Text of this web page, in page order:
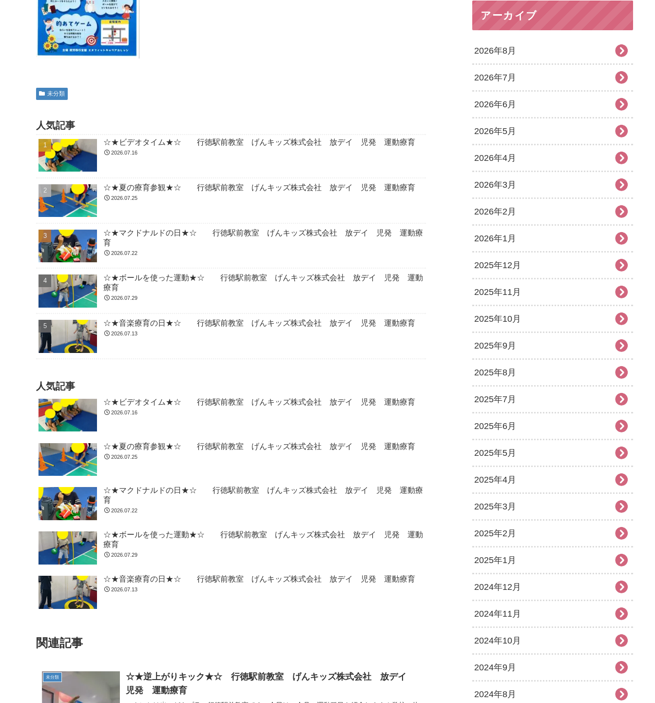
未分類
人気記事
☆★ビデオタイム★☆ 行徳駅前教室 げんキッズ株式会社 放デイ 児発 運動療育
2026.07.16
☆★夏の療育参観★☆ 行徳駅前教室 げんキッズ株式会社 放デイ 児発 運動療育
2026.07.25
☆★マクドナルドの日★☆ 行徳駅前教室 げんキッズ株式会社 放デイ 児発 運動療
育
2026.07.22
☆★ボールを使った運動★☆ 行徳駅前教室 げんキッズ株式会社 放デイ 児発 運動
療育
2026.07.29
☆★音楽療育の日★☆ 行徳駅前教室 げんキッズ株式会社 放デイ 児発 運動療育
2026.07.13
人気記事
☆★ビデオタイム★☆ 行徳駅前教室 げんキッズ株式会社 放デイ 児発 運動療育
2026.07.16
☆★夏の療育参観★☆ 行徳駅前教室 げんキッズ株式会社 放デイ 児発 運動療育
2026.07.25
☆★マクドナルドの日★☆ 行徳駅前教室 げんキッズ株式会社 放デイ 児発 運動療
育
2026.07.22
☆★ボールを使った運動★☆ 行徳駅前教室 げんキッズ株式会社 放デイ 児発 運動
療育
2026.07.29
☆★音楽療育の日★☆ 行徳駅前教室 げんキッズ株式会社 放デイ 児発 運動療育
2026.07.13
関連記事
未分類
☆★逆上がりキック★☆ 行徳駅前教室 げんキッズ株式会社 放デイ
児発 運動療育
アーカイブ
2026年8月
2026年7月
2026年6月
2026年5月
2026年4月
2026年3月
2026年2月
2026年1月
2025年12月
2025年11月
2025年10月
2025年9月
2025年8月
2025年7月
2025年6月
2025年5月
2025年4月
2025年3月
2025年2月
2025年1月
2024年12月
2024年11月
2024年10月
2024年9月
2024年8月